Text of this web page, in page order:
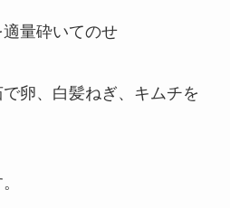
量砕いてのせ
卵、白髪ねぎ、キムチを